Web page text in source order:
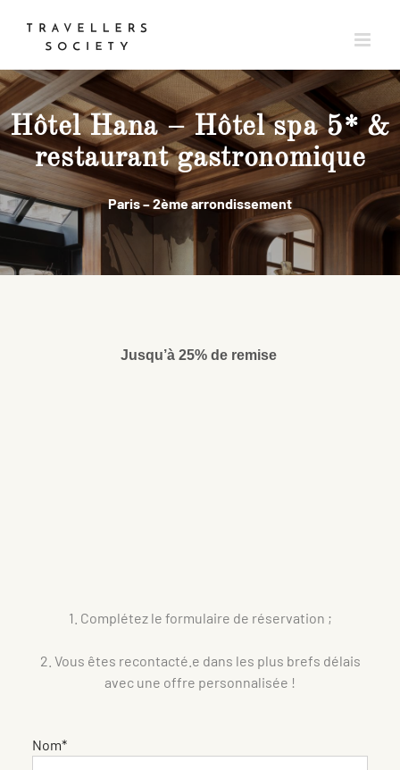
contenu
Hôtel Hana – Hôtel spa 5* &
restaurant gastronomique
Paris – 2ème arrondissement
Jusqu’à 25% de remise
1. Complétez le formulaire de réservation ;
2. Vous êtes recontacté.e dans les plus brefs délais
avec une offre personnalisée !
Nom*